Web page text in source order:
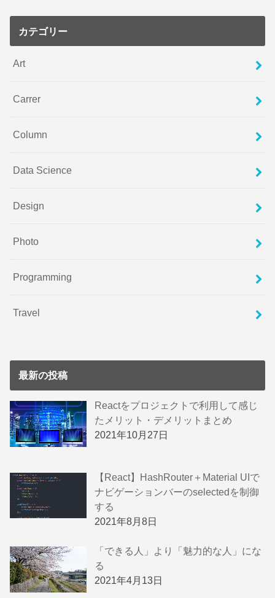
カテゴリー
Art
Carrer
Column
Data Science
Design
Photo
Programming
Travel
最新の投稿
Reactをプロジェクトで利用して感じ
たメリット・デメリットまとめ
2021年10月27日
【React】HashRouter＋Material UIで
ナビゲーションバーのselectedを制御
する
2021年8月8日
「できる人」より「魅力的な人」にな
る
2021年4月13日